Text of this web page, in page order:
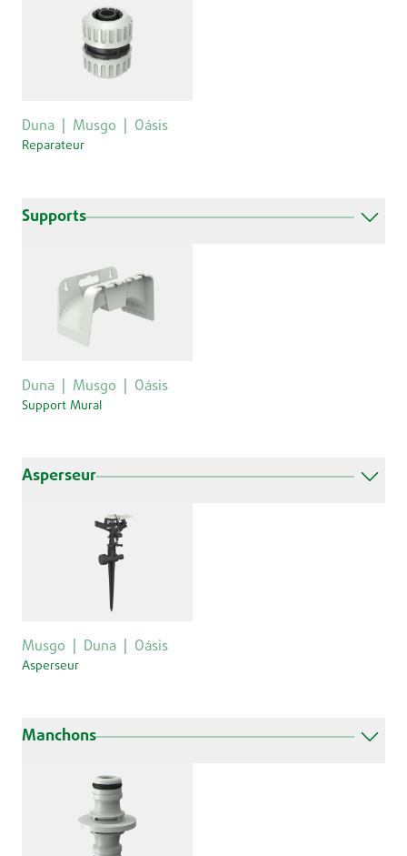
Duna Musgo Oásis
Reparateur
Supports
Duna Musgo Oásis
Support Mural
Asperseur
Musgo Duna Oásis
Asperseur
Manchons